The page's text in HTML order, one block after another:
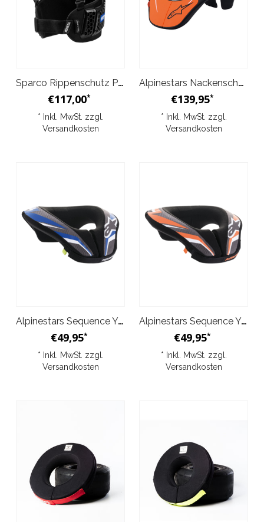
Sparco Rippenschutz Pro Shell
€117,00*
* Inkl. MwSt. zzgl.
Versandkosten
Alpinestars Nackenschutz für Kinder - Orange
€139,95*
* Inkl. MwSt. zzgl.
Versandkosten
Alpinestars Sequence Youth Nackenschutz Schwarz Blau
€49,95*
* Inkl. MwSt. zzgl.
Versandkosten
Alpinestars Sequence Youth Nackenrolle Schwarz Orange
€49,95*
* Inkl. MwSt. zzgl.
Versandkosten